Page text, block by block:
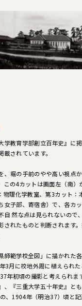
学教育学部創立百年史』に
されています。
、堀の手前のやや高い視点
この4カットは画面左（南）
物理化学教室、第3カット：
女子部、寄宿舎）で、各カ
自 然な点は見られないので
されたものと判断されます
師範学校全図」に描かれた
3月に校地外周に植えられ
年初頃の撮影と考えられま
、『三重大学五十年史』と
、1904年（明治37）頃と記